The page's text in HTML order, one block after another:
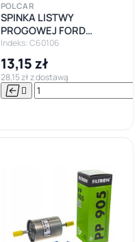


POLCAR
SPINKA LISTWY
PROGOWEJ FORD
MONDEO MK1 MK2 MK3
MK4
Indeks: C60106
13,15 zł
28,15 zł z dostawą
 